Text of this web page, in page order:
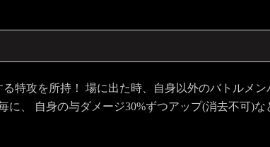
特攻を所持！ 場に出た時、自身以外のバトルメン
に、 自身の与ダメージ30%ずつアップ(消去不可)な